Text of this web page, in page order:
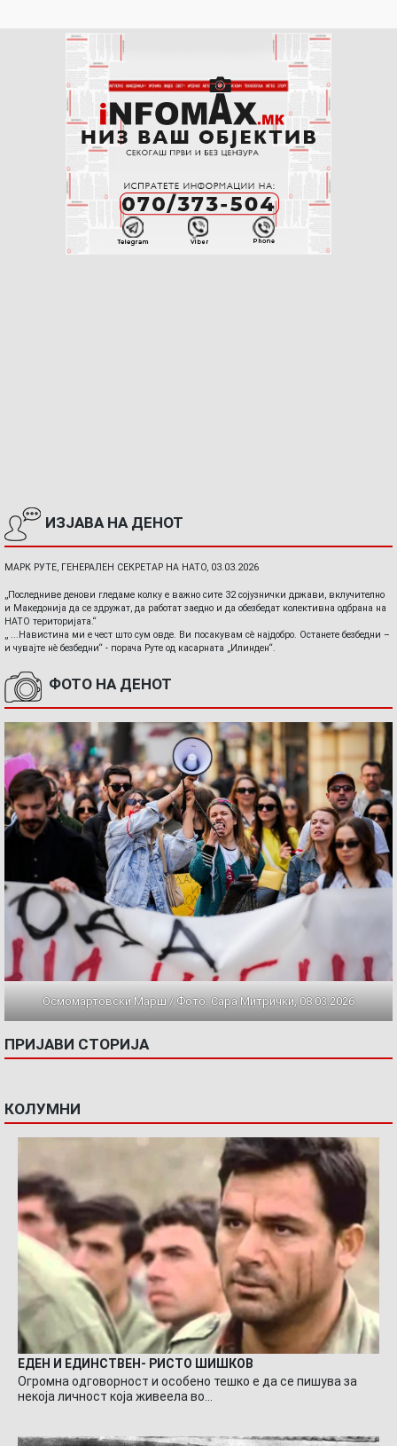
ИЗЈАВА НА ДЕНОТ
МАРК РУТЕ, ГЕНЕРАЛЕН СЕКРЕТАР НА НАТО, 03.03.2026
„Последниве денови гледаме колку е важно сите 32 сојузнички држави, вклучително
и Македонија да се здружат, да работат заедно и да обезбедат колективна одбрана на
НАТО територијата.“
„ ...Навистина ми е чест што сум овде. Ви посакувам сè најдобро. Останете безбедни –
и чувајте нè безбедни“ - порача Руте од касарната „Илинден“.
ФОТО НА ДЕНОТ
Осмомартовски Марш / Фото: Сара Митрички, 08.03.2026
ПРИЈАВИ СТОРИЈА
КОЛУМНИ
ЕДЕН И ЕДИНСТВЕН- РИСТО ШИШКОВ
Огромна одговорност и особено тешко е да се пишува за
некоја личност која живеела во…